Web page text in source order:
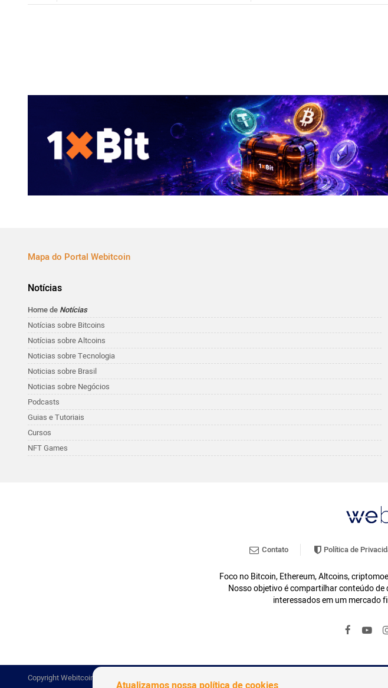
Mapa do Portal Webitcoin
Notícias
Home de Notícias
Notícias sobre Bitcoins
Notícias sobre Altcoins
Noticias sobre Tecnologia
Noticias sobre Brasil
Noticias sobre Negócios
Podcasts
Guias e Tutoriais
Cursos
NFT Games
Contato Política de
Foco no Bitcoin, Ethereum, Altcoins,
Nosso objetivo é compartilhar conteúdo
interessados em um mercado
Copyright Webitcoin 2018 - Todos os Direitos Reservados